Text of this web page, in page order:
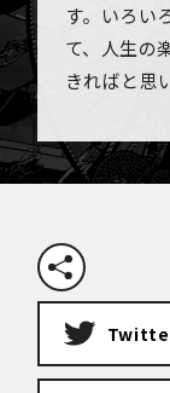
す。いろい
て、人生の
きればと思